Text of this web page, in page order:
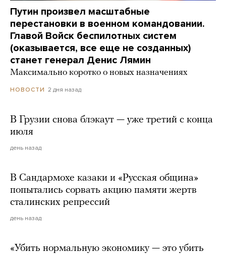
Путин произвел масштабные
перестановки в военном командовании.
Главой Войск беспилотных систем
(оказывается, все еще не созданных)
станет генерал Денис Лямин
Максимально коротко о новых назначениях
НОВОСТИ 2 дня назад
В Грузии снова блэкаут — уже третий с конца
июля
день назад
В Сандармохе казаки и «Русская община»
попытались сорвать акцию памяти жертв
сталинских репрессий
день назад
«Убить нормальную экономику — это убить